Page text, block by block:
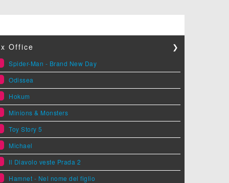
Office ❯
Spider-Man - Brand New Day
Odissea
Hokum
Minions & Monsters
Toy Story 5
Michael
Il Diavolo veste Prada 2
Hamnet - Nel nome del figlio